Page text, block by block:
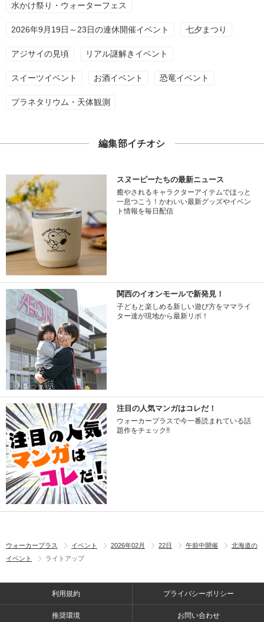
水かけ祭り・ウォーターフェス
2026年9月19日～23日の連休開催イベント 七夕まつり
アジサイの見頃 リアル謎解きイベント
スイーツイベント お酒イベント 恐竜イベント
プラネタリウム・天体観測
編集部イチオシ
スヌーピーたちの最新ニュース
癒やされるキャラクターアイテムでほっと
一息つこう！かわいい最新グッズやイベン
ト情報を毎日配信
関西のイオンモールで新発見！
子どもと楽しめる新しい遊び方をママライ
ター達が現地から最新リポ！
注目の人気マンガはコレだ！
ウォーカープラスで今一番読まれている話
題作をチェック!!
ウォーカープラス イベント 2026年02月 22日 午前中開催
北海道の
イベント
ライトアップ
利用規約 プライバシーポリシー
推奨環境 お問い合わせ